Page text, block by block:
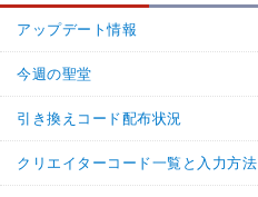
アップデート情報
今週の聖堂
引き換えコード配布状況
クリエイターコード一覧と入力方法